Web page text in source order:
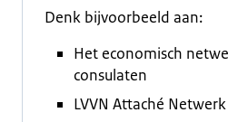
Denk bijvoorbeeld aan:
Het economisch
consulaten
LVVN Attaché Netwerk